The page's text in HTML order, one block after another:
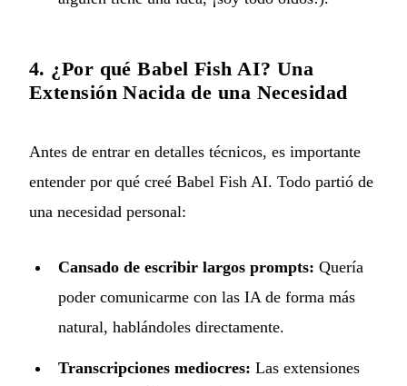
4. ¿Por qué Babel Fish AI? Una
Extensión Nacida de una Necesidad
Antes de entrar en detalles técnicos, es importante
entender por qué creé Babel Fish AI. Todo partió de
una necesidad personal:
Cansado de escribir largos prompts: Quería
poder comunicarme con las IA de forma más
natural, hablándoles directamente.
Transcripciones mediocres: Las extensiones